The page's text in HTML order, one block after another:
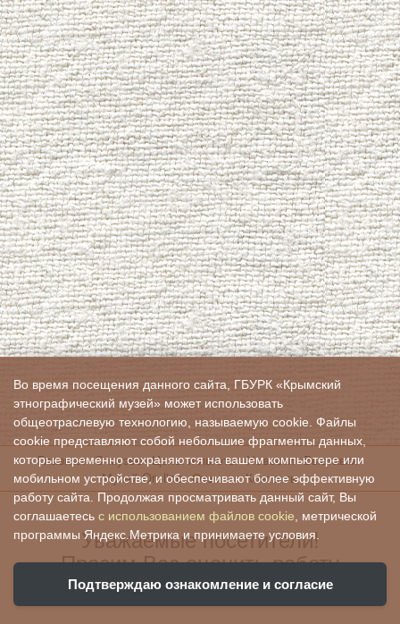
Главная О музее Цены и льготы Новости Выставки
Музей On-line Отзывы Контакты
Уважаемые посетители!
Просим Вас оценить работу
нашего учреждения:
Во время посещения данного сайта, ГБУРК «Крымский
этнографический музей» может использовать
общеотраслевую технологию, называемую cookie. Файлы
cookie представляют собой небольшие фрагменты данных,
которые временно сохраняются на вашем компьютере или
мобильном устройстве, и обеспечивают более эффективную
работу сайта. Продолжая просматривать данный сайт, Вы
соглашаетесь с использованием файлов cookie , метрической
программы Яндекс.Метрика и принимаете условия.
Подтверждаю ознакомление и согласие